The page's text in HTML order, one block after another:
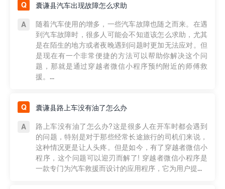
囊谦县汽车出现故障怎么求助
随着汽车使用的增多，一些汽车故障也随之而来。在遇
到汽车故障时，很多人可能会不知道该怎么求助，尤其
是在陌生的地方或者夜晚遇到问题时更加无法应对。但
是现在有一个非常便捷的方法可以帮助你解决这个问
题，那就是通过穿越者微信小程序预约附近的师傅救
援。...
囊谦县路上车没有油了怎么办
路上车没有油了怎么办?这是很多人在开车时都会遇到
的问题，特别是对于那些经常长途旅行的司机们来说，
这种情况更是让人头疼。但是如今，有了穿越者微信小
程序，这个问题可以迎刃而解了! 穿越者微信小程序是
一款专门为汽车救援而设计的应用程序，它为用户提...